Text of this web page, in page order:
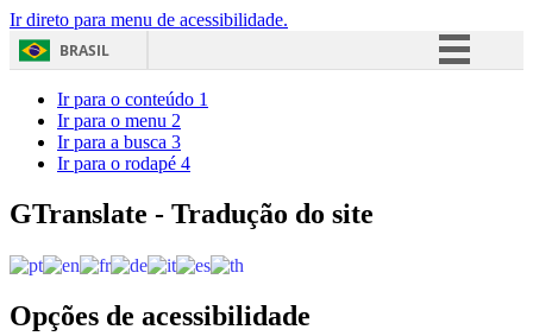
Ir direto para menu de acessibilidade.
BRASIL
Acesso à informação
Ir para o conteúdo 1
Ir para o menu 2
Ir para a busca 3
Ir para o rodapé 4
GTranslate - Tradução do site
Opções de acessibilidade